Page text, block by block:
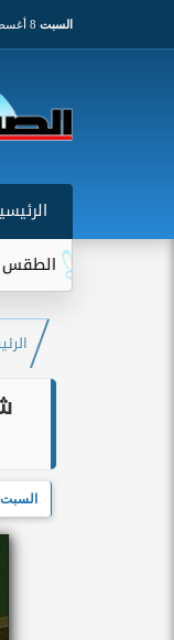
السبت
غدًا السبت 8 أغسطس 2026.. انخفاض الحرارة وشبورة ورياح على عدة...
السبت